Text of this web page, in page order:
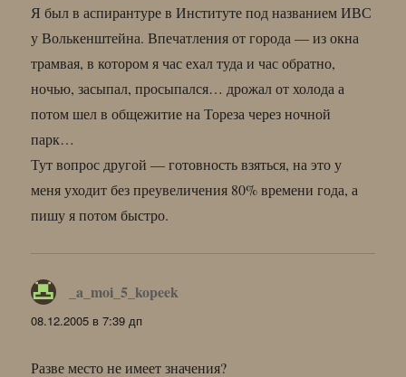
Я был в аспирантуре в Институте под названием ИВС
у Волькенштейна. Впечатления от города — из окна
трамвая, в котором я час ехал туда и час обратно,
ночью, засыпал, просыпался… дрожал от холода а
потом шел в общежитие на Тореза через ночной
парк…
Тут вопрос другой — готовность взяться, на это у
меня уходит без преувеличения 80% времени года, а
пишу я потом быстро.
_a_moi_5_kopeek
08.12.2005 в 7:39 дп
Разве место не имеет значения?